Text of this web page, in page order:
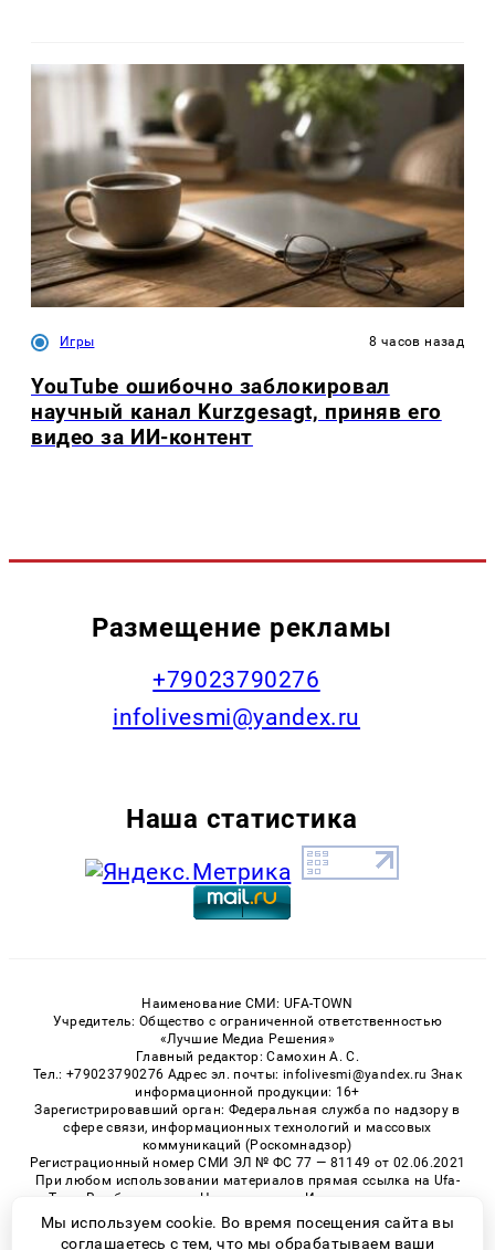
Игры 8 часов назад
YouTube ошибочно заблокировал
научный канал Kurzgesagt, приняв его
видео за ИИ-контент
Размещение рекламы
+79023790276
infolivesmi@yandex.ru
Наша статистика
Наименование СМИ: UFA-TOWN
Учредитель: Общество с ограниченной ответственностью
«Лучшие Медиа Решения»
Главный редактор: Самохин А. С.
Тел.: +79023790276 Адрес эл. почты: infolivesmi@yandex.ru Знак
информационной продукции: 16+
Зарегистрировавший орган: Федеральная служба по надзору в
сфере связи, информационных технологий и массовых
коммуникаций (Роскомнадзор)
Регистрационный номер СМИ ЭЛ № ФС 77 — 81149 от 02.06.2021
При любом использовании материалов прямая ссылка на Ufa-
Town.Ru обязательна. Цитирование в Интернете возможно
только при наличии письменного разрешения.
Мы используем cookie. Во время посещения сайта вы
соглашаетесь с тем, что мы обрабатываем ваши